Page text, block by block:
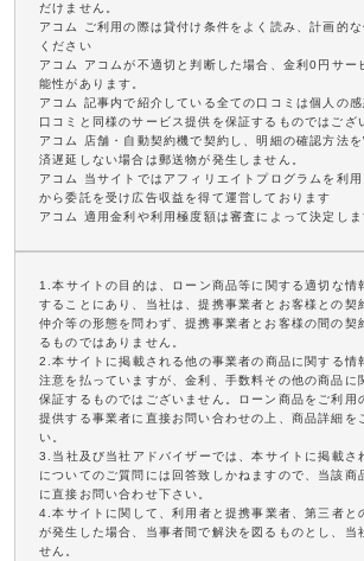
だけません。
アコム ご利用の際は貸付け条件をよく読み、計画的
ください
アコム アコムが不適切と判断した場合、金利0円サー
能性があります。
アコム 記事内で紹介している全ての口コミは個人の
口コミと同様のサービス提供を保証するものではござ
アコム 店舗・自動契約機で契約し、明細の確認方法
済遅延しない場合は郵送物が発生しません。
アコム 当サイトではアフィリエイトプログラムを利
から委託を受け広告収益を得て運営しております
アコム 適用金利や利用極度額は審査によって決定しま
1.本サイトの目的は、ローン商品等に関する適切な情
することにあり、当社は、提携事業者とお客様との契
仲介等の形態を問わず、提携事業者とお客様の間の契
るものではありません。
2.本サイトに掲載される他の事業者の商品に関する情
注意を払っていますが、金利、手数料その他の商品に
保証するものではございません。ローン商品をご利用
提供する事業者に直接お問い合わせの上、商品詳細を
い。
3.当社及び当社アドバイザーでは、本サイトに掲載さ
についてのご質問には回答致しかねますので、当該商
に直接お問い合わせ下さい。
4.本サイトに関して、利用者と提携事業者、第三者と
が発生した場合、当事者間で解決を図るものとし、当
せん。